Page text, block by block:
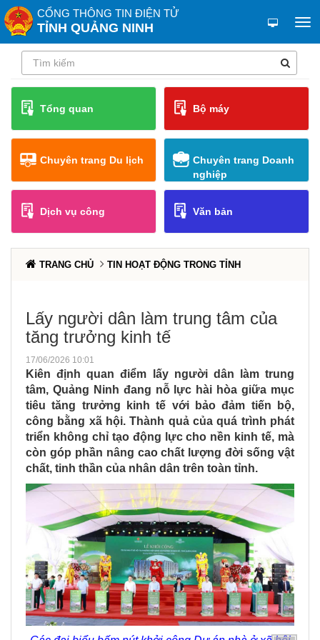
CỔNG THÔNG TIN ĐIỆN TỬ
TỈNH QUẢNG NINH
Tổng quan Bộ máy
Chuyên trang Du lịch
Chuyên trang Doanh
nghiệp
Dịch vụ công Văn bản
TRANG CHỦ TIN HOẠT ĐỘNG TRONG TỈNH
Lấy người dân làm trung tâm của
tăng trưởng kinh tế
17/06/2026 10:01
Kiên định quan điểm lấy người dân làm trung
tâm, Quảng Ninh đang nỗ lực hài hòa giữa mục
tiêu tăng trưởng kinh tế với bảo đảm tiến bộ,
công bằng xã hội. Thành quả của quá trình phát
triển không chỉ tạo động lực cho nền kinh tế, mà
còn góp phần nâng cao chất lượng đời sống vật
chất, tinh thần của nhân dân trên toàn tỉnh.